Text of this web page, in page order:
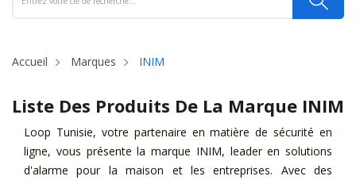
Accueil Marques INIM
Liste Des Produits De La Marque INIM
Loop Tunisie, votre partenaire en matière de sécurité en
ligne, vous présente la marque INIM, leader en solutions
d'alarme pour la maison et les entreprises. Avec des